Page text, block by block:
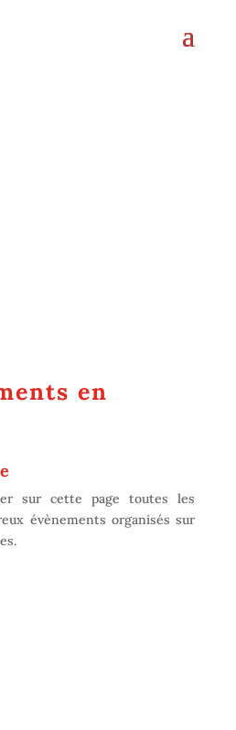
en
sur cette page toutes les
évènements organisés sur